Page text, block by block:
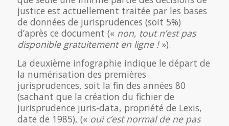
justice est actuellement traitée par les bases
de données de jurisprudences (soit 5%)
d’après ce document (« non, tout n’est pas
disponible gratuitement en ligne !»).
La deuxième infographie indique le départ de
la numérisation des premières
jurisprudences, soit la fin des années 80
(sachant que la création du fichier de
jurisprudence juris-data, propriété de Lexis,
date de 1985), (« oui c’est normal de ne pas